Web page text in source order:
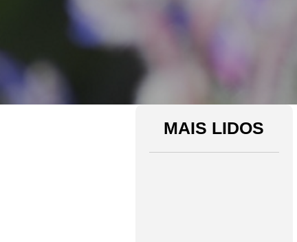
MAIS LIDOS